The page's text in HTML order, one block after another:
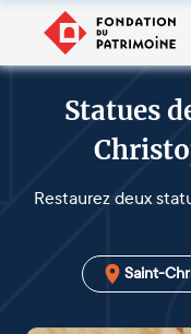
Statues
Restaurez deux
Saint-